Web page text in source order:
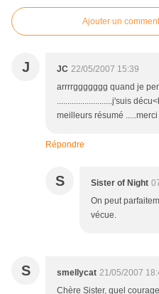
Ajouter un
J JC 22/05/2007 15:39
arrrrggggggg quand je
..........................j'suis
meilleurs résumé
Répondre
S Sister of Night
On peut
vécue.
S smellycat 21/05/2007
Chère Sister, quel